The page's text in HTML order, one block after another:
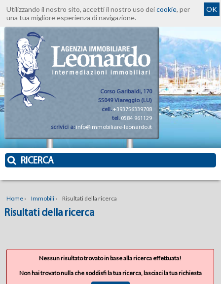
Utilizzando il nostro sito, accetti il nostro uso deicookie, per
una tua migliore esperienza di navigazione.
OK
Corso Garibaldi, 170
55049 Viareggio (LU)
cell.+393756339708
tel. 0584 961129
scrivici a: info@immobiliare-leonardo.it
RICERCA
Home › Immobili › Risultati della ricerca
Risultati della ricerca
Nessun risultato trovato in base alla ricerca effettuata!
Non hai trovato nulla che soddisfi la tua ricerca, lasciaci la tua richiesta